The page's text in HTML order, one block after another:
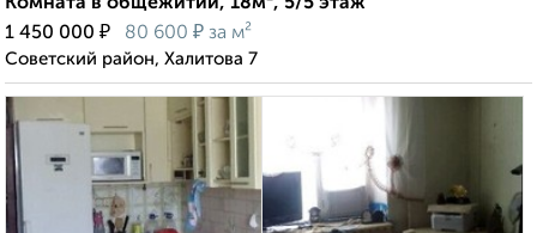
Комната в общежитии, 18м², 5/5 этаж
1 450 000 ₽ 80 600 ₽ за м²
Советский район, Халитова 7